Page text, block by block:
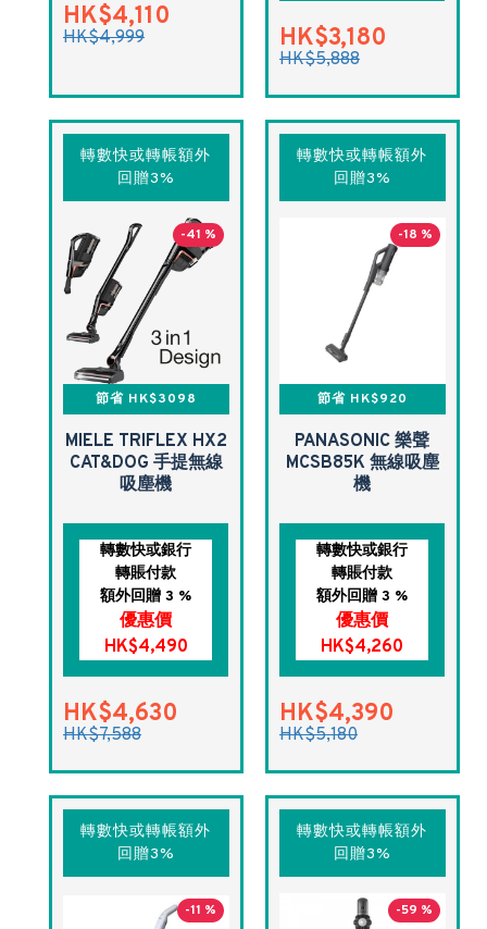
HK$4,110
HK$4,999 HK$3,180
HK$5,888
轉數快或轉帳額外
回贈3%
-41 %
節省 HK$3098
MIELE TRIFLEX HX2
CAT&DOG 手提無線
吸塵機
轉數快或銀行
轉賬付款
額外回贈 3 %
優惠價
HK$4,490
HK$4,630
HK$7,588
轉數快或轉帳額外
回贈3%
-18 %
節省 HK$920
PANASONIC 樂聲
MCSB85K 無線吸塵
機
轉數快或銀行
轉賬付款
額外回贈 3 %
優惠價
HK$4,260
HK$4,390
HK$5,180
轉數快或轉帳額外
回贈3%
-11 %
轉數快或轉帳額外
回贈3%
-59 %